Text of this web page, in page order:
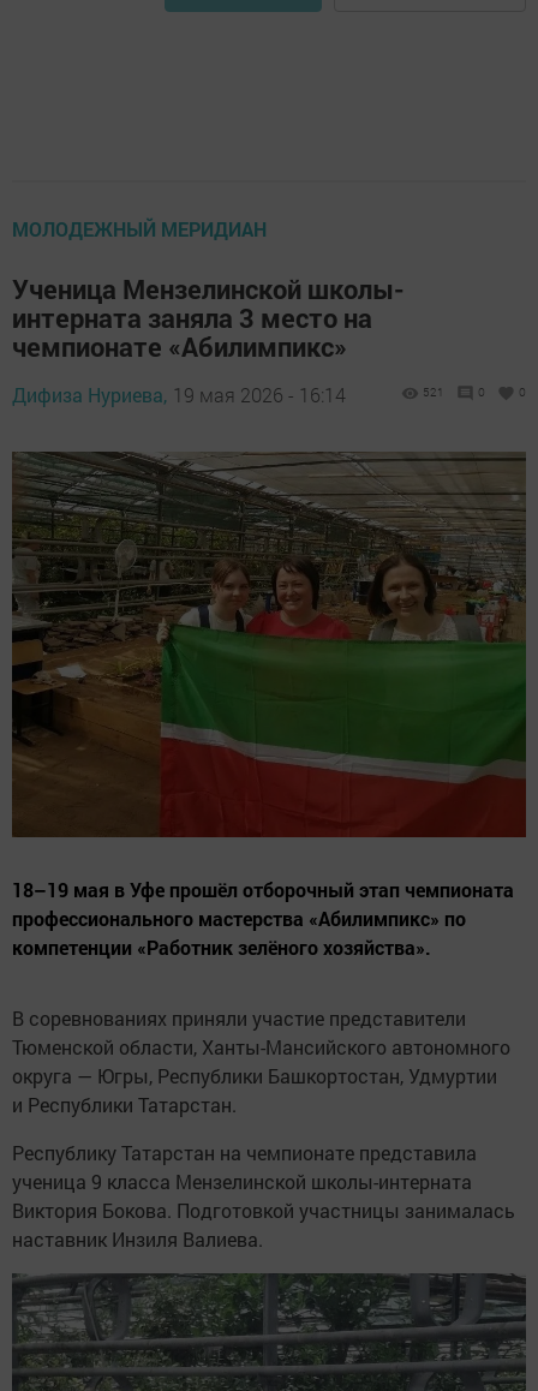
МОЛОДЕЖНЫЙ МЕРИДИАН
Ученица Мензелинской школы-
интерната заняла 3 место на
чемпионате «Абилимпикс»
Дифиза Нуриева, 19 мая 2026 - 16:14 521 0 0
18–19 мая в Уфе прошёл отборочный этап чемпионата
профессионального мастерства «Абилимпикс» по
компетенции «Работник зелёного хозяйства».
В соревнованиях приняли участие представители
Тюменской области, Ханты-Мансийского автономного
округа — Югры, Республики Башкортостан, Удмуртии
и Республики Татарстан.
Республику Татарстан на чемпионате представила
ученица 9 класса Мензелинской школы-интерната
Виктория Бокова. Подготовкой участницы занималась
наставник Инзиля Валиева.